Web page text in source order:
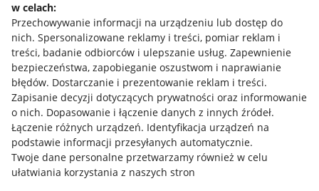
w celach:
Przechowywanie informacji na urządzeniu lub dostęp do
nich. Spersonalizowane reklamy i treści, pomiar reklam i
treści, badanie odbiorców i ulepszanie usług. Zapewnienie
bezpieczeństwa, zapobieganie oszustwom i naprawianie
błędów. Dostarczanie i prezentowanie reklam i treści.
Zapisanie decyzji dotyczących prywatności oraz informowanie
o nich. Dopasowanie i łączenie danych z innych źródeł.
Łączenie różnych urządzeń. Identyfikacja urządzeń na
podstawie informacji przesyłanych automatycznie.
Twoje dane personalne przetwarzamy również w celu
ułatwiania korzystania z naszych stron
Allegro Gadane dla sprzedających
Allegro Gadane dla kupujących
Mapa miejscowości
Informacje prawne
Regulamin
Polityka plików "cookies"
Ustawienia plików "cookies"